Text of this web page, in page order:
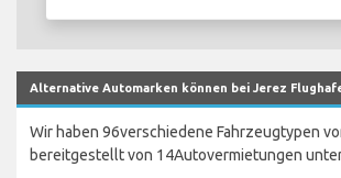
Alternative Automarken können bei Jerez
Wir haben 96verschiedene Fahrzeugtypen
bereitgestellt von 14Autovermietungen